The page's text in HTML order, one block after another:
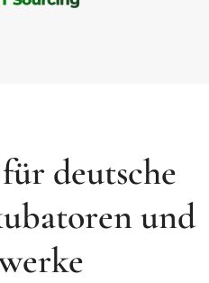
deutsche
und